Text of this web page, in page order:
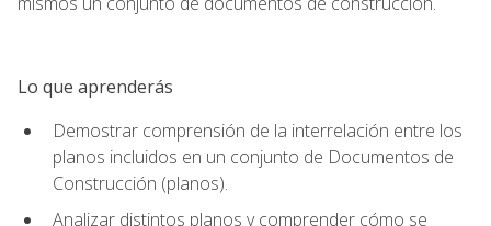
Lo que aprenderás
Demostrar comprensión de la interrelación entre los
planos incluidos en un conjunto de Documentos de
Construcción (planos).
Analizar distintos planos y comprender cómo se